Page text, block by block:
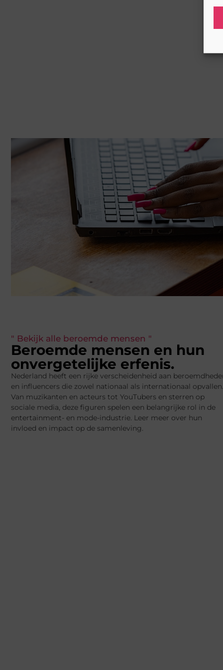
" Bekijk alle beroemde mensen "
Beroemde mensen en hun
onvergetelijke erfenis.
Nederland heeft een rijke verscheidenheid aan
en influencers die zowel nationaal als internationaal opvallen.
Van muzikanten en acteurs tot YouTubers en sterren op
sociale media, deze figuren spelen een belangrijke rol in de
entertainment- en mode-industrie. Leer meer over hun
invloed en impact op de samenleving.